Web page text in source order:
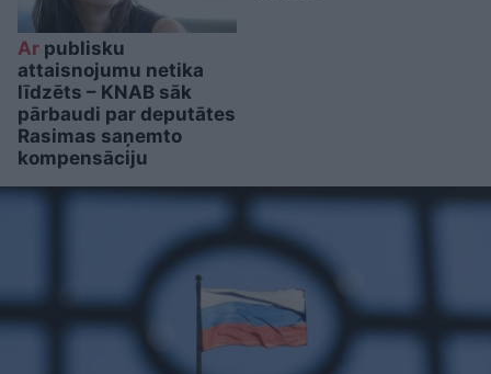
Ar publisku
attaisnojumu netika
līdzēts – KNAB sāk
pārbaudi par deputātes
Rasimas saņemto
kompensāciju